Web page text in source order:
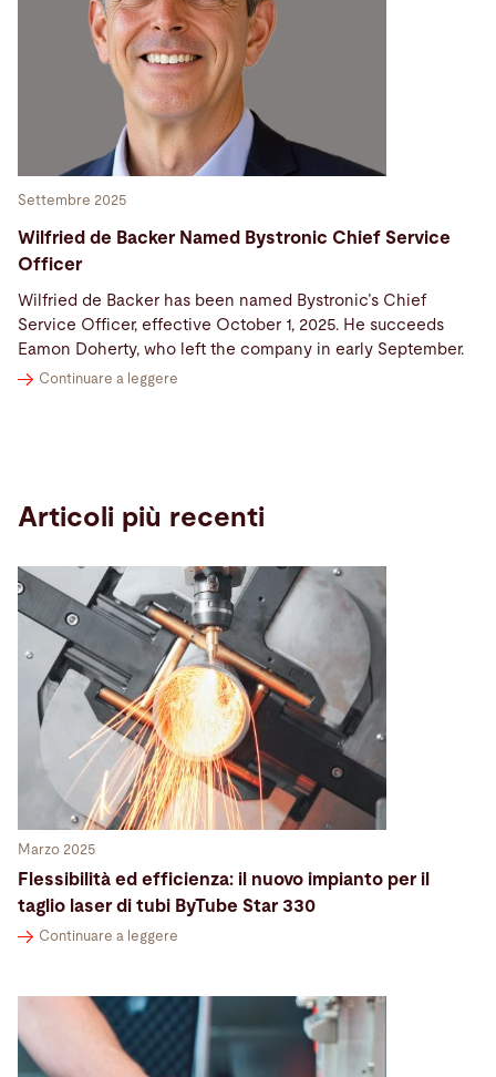
Settembre 2025
Wilfried de Backer Named Bystronic Chief Service
Officer
Wilfried de Backer has been named Bystronic’s Chief
Service Officer, effective October 1, 2025. He succeeds
Eamon Doherty, who left the company in early September.
Continuare a leggere
Articoli più recenti
Marzo 2025
Flessibilità ed efficienza: il nuovo impianto per il
taglio laser di tubi ByTube Star 330
Continuare a leggere